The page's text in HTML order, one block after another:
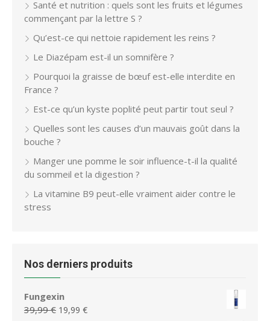
Santé et nutrition : quels sont les fruits et légumes
commençant par la lettre S ?
Qu’est-ce qui nettoie rapidement les reins ?
Le Diazépam est-il un somnifère ?
Pourquoi la graisse de bœuf est-elle interdite en
France ?
Est-ce qu’un kyste poplité peut partir tout seul ?
Quelles sont les causes d’un mauvais goût dans la
bouche ?
Manger une pomme le soir influence-t-il la qualité
du sommeil et la digestion ?
La vitamine B9 peut-elle vraiment aider contre le
stress
Nos derniers produits
Fungexin
39,99€ Le
19,99 €Le